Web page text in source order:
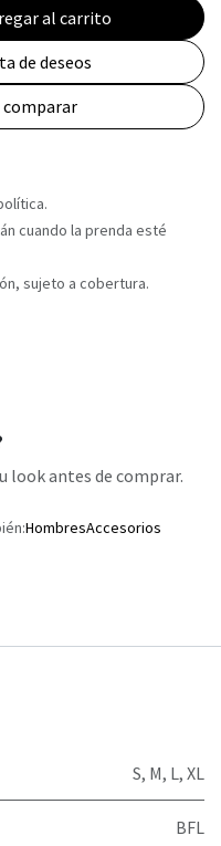
al carrito
comparar
de deseos
cuando la prenda esté
sujeto a cobertura.
look antes de comprar.
HombresAccesorios
S, M, L, XL
BFL